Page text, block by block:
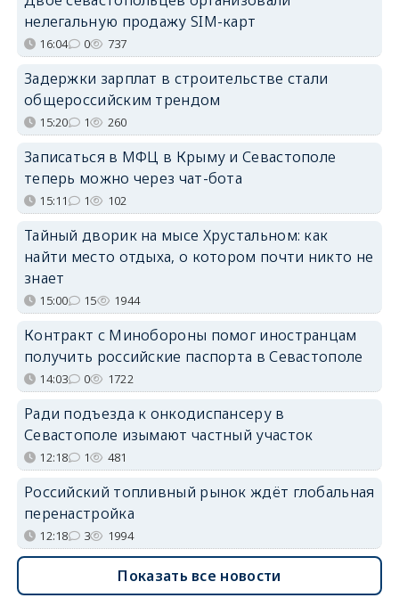
нелегальную продажу SIM-карт
16:04 0 737
Задержки зарплат в строительстве стали
общероссийским трендом
15:20 1 260
Записаться в МФЦ в Крыму и Севастополе
теперь можно через чат-бота
15:11 1 102
Тайный дворик на мысе Хрустальном: как
найти место отдыха, о котором почти никто не
знает
15:00 15 1944
Контракт с Минобороны помог иностранцам
получить российские паспорта в Севастополе
14:03 0 1722
Ради подъезда к онкодиспансеру в
Севастополе изымают частный участок
12:18 1 481
Российский топливный рынок ждёт глобальная
перенастройка
12:18 3 1994
Показать все новости